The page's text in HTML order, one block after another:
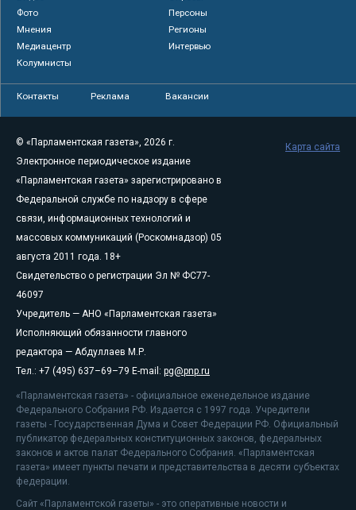
Фото
Персоны
Мнения
Регионы
Медиацентр
Интервью
Колумнисты
Контакты Реклама Вакансии
© «Парламентская газета», 2026 г.
Электронное периодическое издание
«Парламентская газета» зарегистрировано в
Федеральной службе по надзору в сфере
связи, информационных технологий и
массовых коммуникаций (Роскомнадзор) 05
августа 2011 года. 18+
Свидетельство о регистрации Эл № ФС77-
46097
Учредитель — АНО «Парламентская газета»
Исполняющий обязанности главного
редактора — Абдуллаев М.Р.
Тел.: +7 (495) 637–69–79 E-mail: pg@pnp.ru
«Парламентская газета» - официальное еженедельное издание
Федерального Собрания РФ. Издается с 1997 года. Учредители
газеты - Государственная Дума и Совет Федерации РФ. Официальный
публикатор федеральных конституционных законов, федеральных
законов и актов палат Федерального Собрания. «Парламентская
газета» имеет пункты печати и представительства в десяти субъектах
федерации.
Сайт «Парламентской газеты» - это оперативные новости и
Карта сайта